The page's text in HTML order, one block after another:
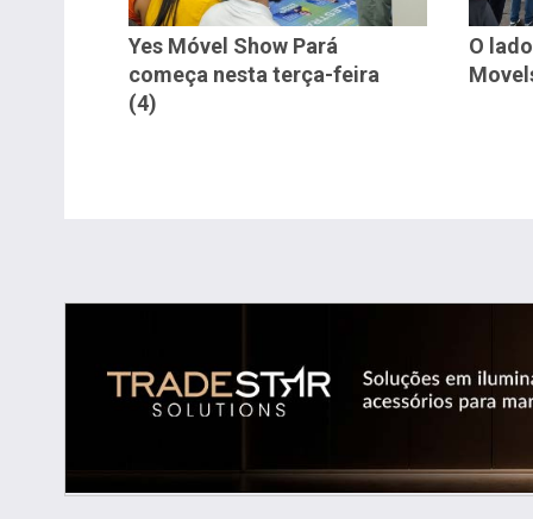
Yes Móvel Show Pará
começa nesta terça-feira
(4)
O